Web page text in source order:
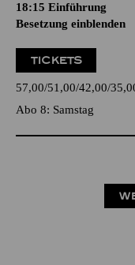
18:15 Einführung
Besetzung einblenden
TICKETS
57,00 51,00 42,00
Abo 8: Samstag